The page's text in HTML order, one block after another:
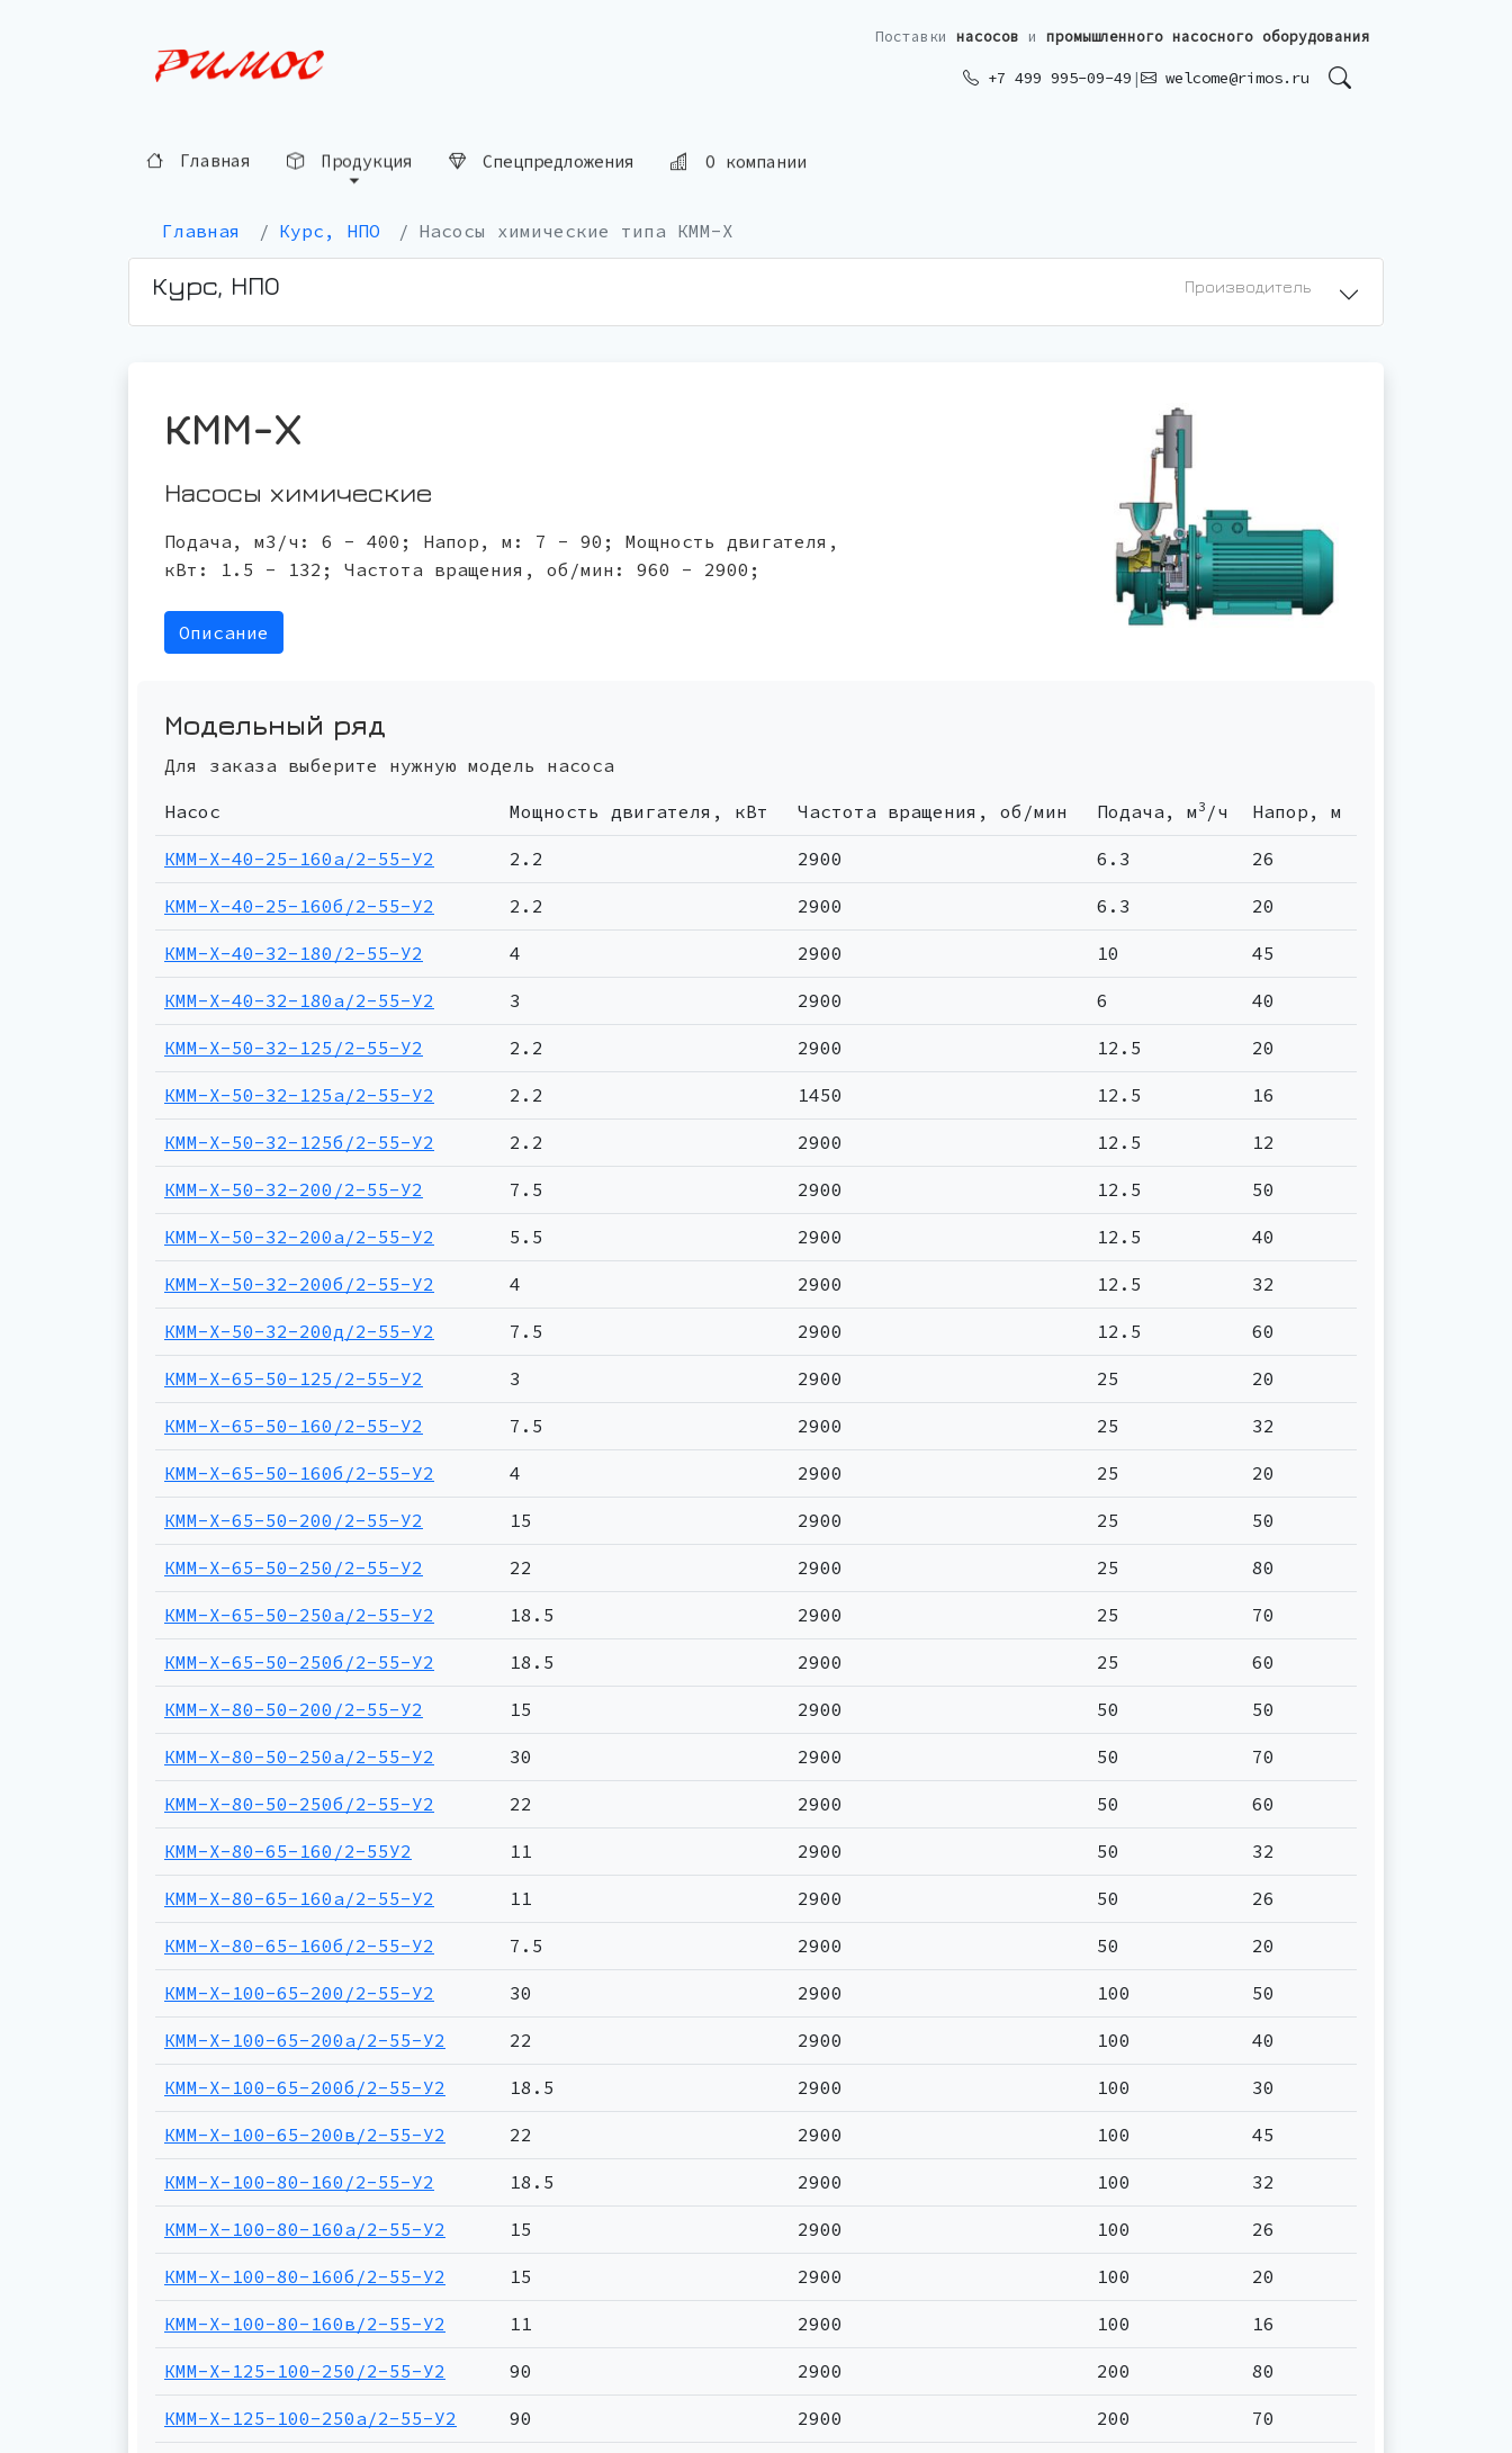
Поставки насосов и промышленного насосного оборудования
+7 499 995-09-49 | welcome@rimos.ru
Главная Продукция Спецпредложения О компании
Главная Курс, НПО Насосы химические типа КММ-Х
Курс, НПО Производитель
КММ-Х
Насосы химические
Подача, м3/ч: 6 - 400; Напор, м: 7 - 90; Мощность двигателя,
кВт: 1.5 - 132; Частота вращения, об/мин: 960 - 2900;
Описание
Модельный ряд
Для заказа выберите нужную модель насоса
Насос Мощность двигателя, кВт Частота вращения, об/мин Подача, м3 /ч Напор, м
КММ-Х-40-25-160а/2-55-У2 2.2 2900 6.3 26
КММ-Х-40-25-160б/2-55-У2 2.2 2900 6.3 20
КММ-Х-40-32-180/2-55-У2 4 2900 10 45
КММ-Х-40-32-180а/2-55-У2 3 2900 6 40
КММ-Х-50-32-125/2-55-У2 2.2 2900 12.5 20
КММ-Х-50-32-125а/2-55-У2 2.2 1450 12.5 16
КММ-Х-50-32-125б/2-55-У2 2.2 2900 12.5 12
КММ-Х-50-32-200/2-55-У2 7.5 2900 12.5 50
КММ-Х-50-32-200а/2-55-У2 5.5 2900 12.5 40
КММ-Х-50-32-200б/2-55-У2 4 2900 12.5 32
КММ-Х-50-32-200д/2-55-У2 7.5 2900 12.5 60
КММ-Х-65-50-125/2-55-У2 3 2900 25 20
КММ-Х-65-50-160/2-55-У2 7.5 2900 25 32
КММ-Х-65-50-160б/2-55-У2 4 2900 25 20
КММ-Х-65-50-200/2-55-У2 15 2900 25 50
КММ-Х-65-50-250/2-55-У2 22 2900 25 80
КММ-Х-65-50-250а/2-55-У2 18.5 2900 25 70
КММ-Х-65-50-250б/2-55-У2 18.5 2900 25 60
КММ-Х-80-50-200/2-55-У2 15 2900 50 50
КММ-Х-80-50-250а/2-55-У2 30 2900 50 70
КММ-Х-80-50-250б/2-55-У2 22 2900 50 60
КММ-Х-80-65-160/2-55У2 11 2900 50 32
КММ-Х-80-65-160а/2-55-У2 11 2900 50 26
КММ-Х-80-65-160б/2-55-У2 7.5 2900 50 20
КММ-Х-100-65-200/2-55-У2 30 2900 100 50
КММ-Х-100-65-200а/2-55-У2 22 2900 100 40
КММ-Х-100-65-200б/2-55-У2 18.5 2900 100 30
КММ-Х-100-65-200в/2-55-У2 22 2900 100 45
КММ-Х-100-80-160/2-55-У2 18.5 2900 100 32
КММ-Х-100-80-160а/2-55-У2 15 2900 100 26
КММ-Х-100-80-160б/2-55-У2 15 2900 100 20
КММ-Х-100-80-160в/2-55-У2 11 2900 100 16
КММ-Х-125-100-250/2-55-У2 90 2900 200 80
КММ-Х-125-100-250а/2-55-У2 90 2900 200 70